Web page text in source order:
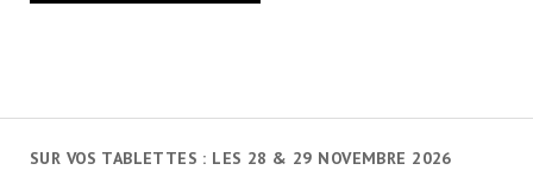
SUR VOS TABLETTES : LES 28 & 29 NOVEMBRE 2026